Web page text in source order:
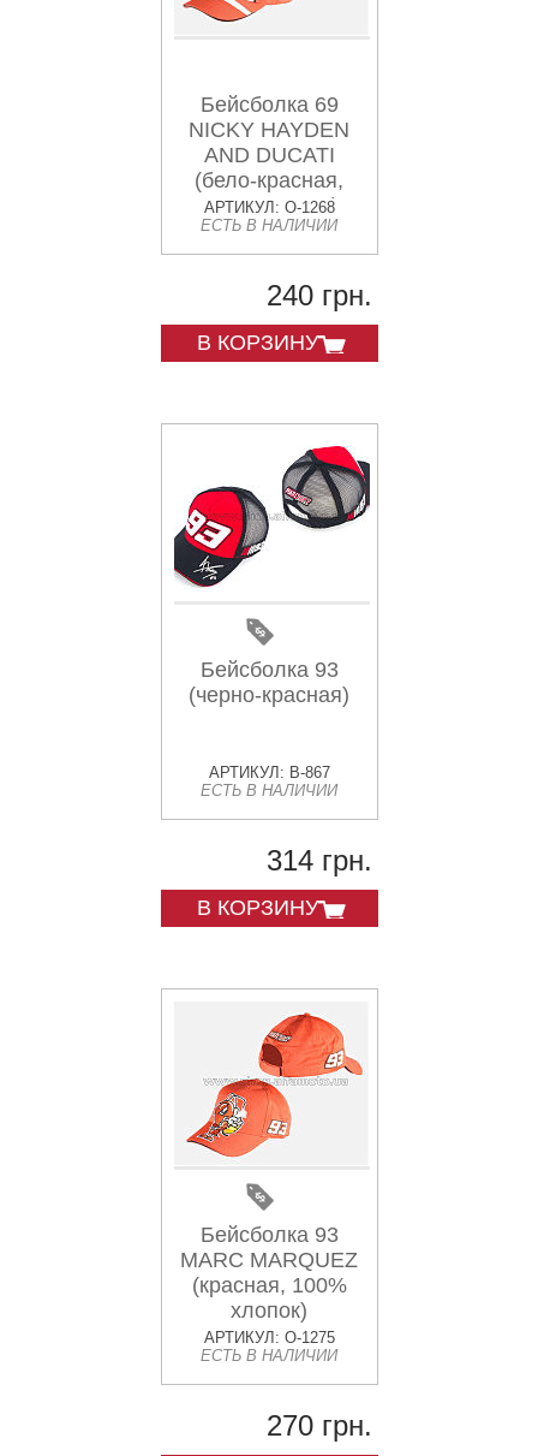
Бейсболка 69
NICKY HAYDEN
AND DUCATI
(бело-красная,
100% хлопок)
АРТИКУЛ: O-1268
ЕСТЬ В НАЛИЧИИ
240 грн.
В КОРЗИНУ
Бейсболка 93
(черно-красная)
АРТИКУЛ: B-867
ЕСТЬ В НАЛИЧИИ
314 грн.
В КОРЗИНУ
Бейсболка 93
MARC MARQUEZ
(красная, 100%
хлопок)
АРТИКУЛ: O-1275
ЕСТЬ В НАЛИЧИИ
270 грн.